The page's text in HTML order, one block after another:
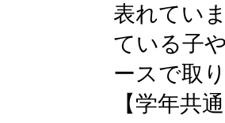
表れてい
ている子
ースで取
【学年共